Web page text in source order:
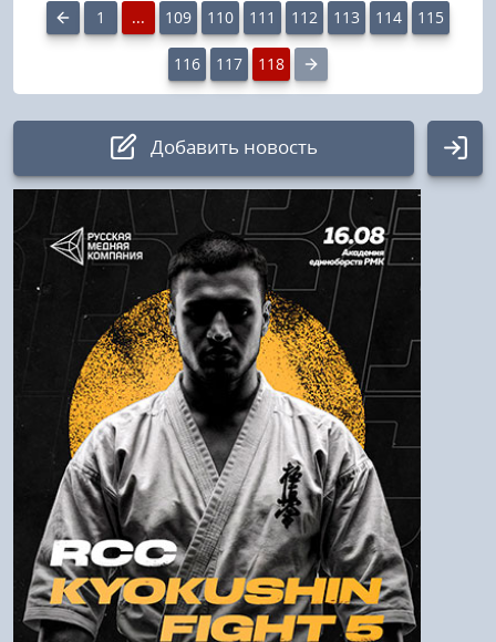
1 ... 109 110 111 112 113 114 115
116 117 118
Добавить новость
Авторизация
Логин:
Пароль
Войти
Напомнить пароль
Регистрация